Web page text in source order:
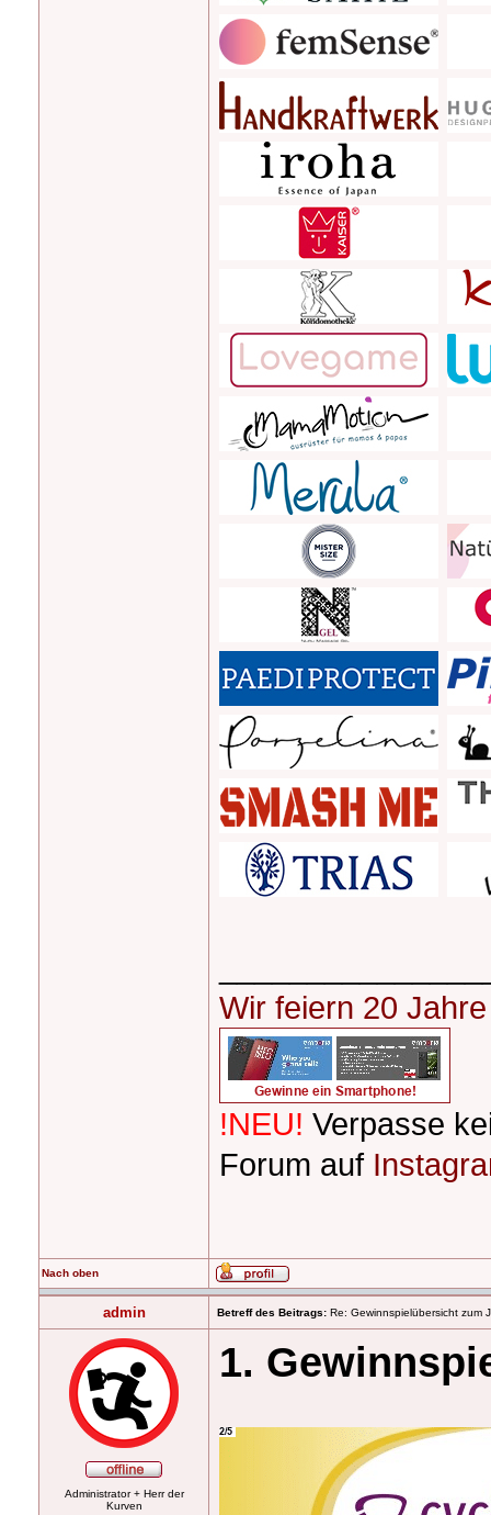
Wir feiern 20
!NEU! Verpasse
Forum auf
Nach oben
admin Betreff des Beitrags: Re: Gewinnspielübersicht zum
Administrator + Herr der
Kurven
1.